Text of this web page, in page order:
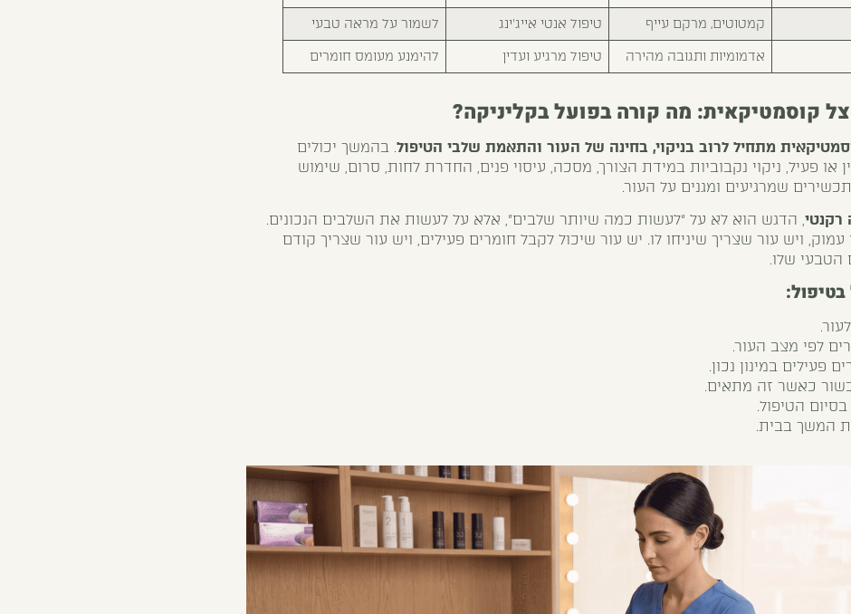
קמטוטים, מרקם עייף טיפול אנטי אייג'ינג
לשמור על מראה טבעי
אדמומיות ותגובה מהירה טיפול מרגיע ועדין להימנע מעומס חומרים
קוסמטיקאית: מה קורה בפועל בקליניקה?
מתחיל לרוב בניקוי, בחינה של העור והתאמת שלבי הטיפול. בהמשך יכולים
או פעיל, ניקוי נקבוביות במידת הצורך, מסכה, עיסוי פנים, החדרת לחות, סרום, שימוש
שמרגיעים ומגנים על העור.
רקנטי, הדגש הוא לא על “לעשות כמה שיותר שלבים”, אלא על לעשות את השלבים הנכונים.
עמוק, ויש עור שצריך שיניחו לו. יש עור שיכול לקבל חומרים פעילים, ויש עור שצריך קודם
שלו.
לפי מצב העור.
פעילים במינון נכון.
כאשר זה מתאים.
הטיפול.
המשך בבית.